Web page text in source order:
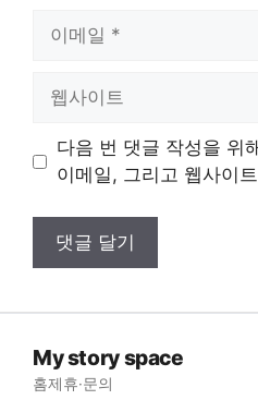
트
다음 번 댓글 작성을 위
이메일, 그리고 웹사이
My story space
홈제휴·문의